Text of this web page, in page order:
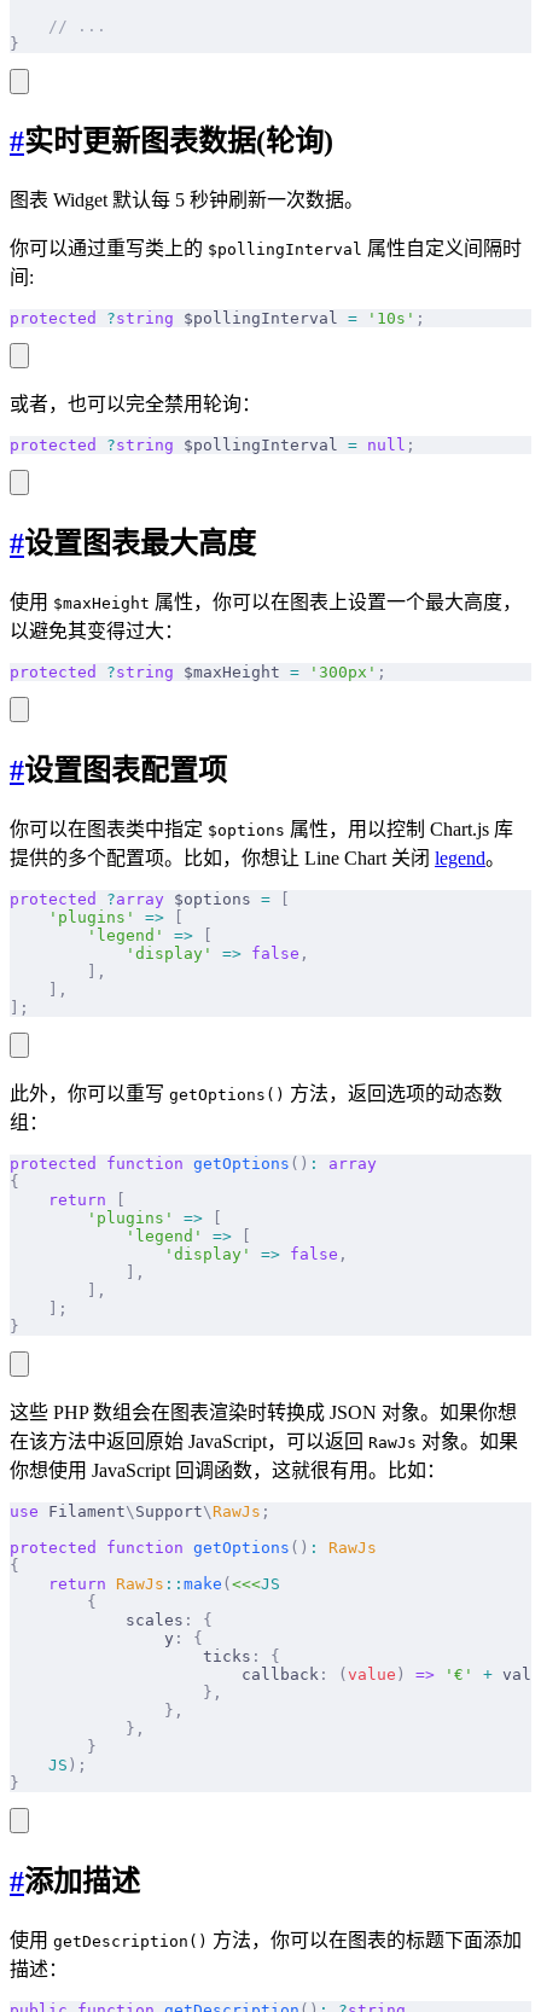
    // ...
}
#实时更新图表数据(轮询)
图表 Widget 默认每 5 秒钟刷新一次数据。
你可以通过重写类上的 $pollingInterval 属性自定义间隔时
间:
protected ?string $pollingInterval = '10s' ;
或者，也可以完全禁用轮询：
protected ?string $pollingInterval = null ;
#设置图表最大高度
使用 $maxHeight 属性，你可以在图表上设置一个最大高度，
以避免其变得过大：
protected ?string $maxHeight = '300px' ;
#设置图表配置项
你可以在图表类中指定 $options 属性，用以控制 Chart.js 库
提供的多个配置项。比如，你想让 Line Chart 关闭 legend。
protected ?array $options =
    'plugins'
=>
        'legend'
=>
            'display'
=> false ,
        ],
    ],
];
此外，你可以重写 getOptions() 方法，返回选项的动态数
组：
protected function getOptions () :
array
{
    return
        'plugins'
=>
            'legend'
=>
                'display'
=> false ,
            ],
        ],
    ];
}
这些 PHP 数组会在图表渲染时转换成 JSON 对象。如果你想
在该方法中返回原始 JavaScript，可以返回 RawJs 对象。如果
你想使用 JavaScript 回调函数，这就很有用。比如：
use Filament\ Support\ RawJs ;
protected
function getOptions () :
RawJs
{
    return
RawJs :: make ( <<<JS
        {
            scales
:
{
                y
:
{
                    ticks
:
{
                        callback
: ( value ) => '€' +
                    },
                },
            },
        }
    JS
);
}
#添加描述
使用 getDescription() 方法，你可以在图表的标题下面添加
描述：